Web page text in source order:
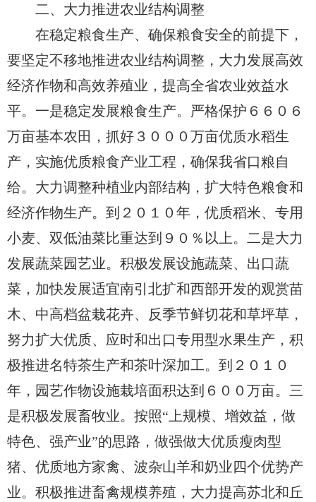
二、大力推进农业结构调整
在稳定粮食生产、确保粮食安全的前提下，
要坚定不移地推进农业结构调整，大力发展高效
经济作物和高效养殖业，提高全省农业效益水
平。一是稳定发展粮食生产。严格保护６６０６
万亩基本农田，抓好３０００万亩优质水稻生
产，实施优质粮食产业工程，确保我省口粮自
给。大力调整种植业内部结构，扩大特色粮食和
经济作物生产。到２０１０年，优质稻米、专用
小麦、双低油菜比重达到９０％以上。二是大力
发展蔬菜园艺业。积极发展设施蔬菜、出口蔬
菜，加快发展适宜南引北扩和西部开发的观赏苗
木、中高档盆栽花卉、反季节鲜切花和草坪草，
努力扩大优质、应时和出口专用型水果生产，积
极推进名特茶生产和茶叶深加工。到２０１０
年，园艺作物设施栽培面积达到６００万亩。三
是积极发展畜牧业。按照“上规模、增效益，做
特色、强产业”的思路，做强做大优质瘦肉型
猪、优质地方家禽、波杂山羊和奶业四个优势产
业。积极推进畜禽规模养殖，大力提高苏北和丘